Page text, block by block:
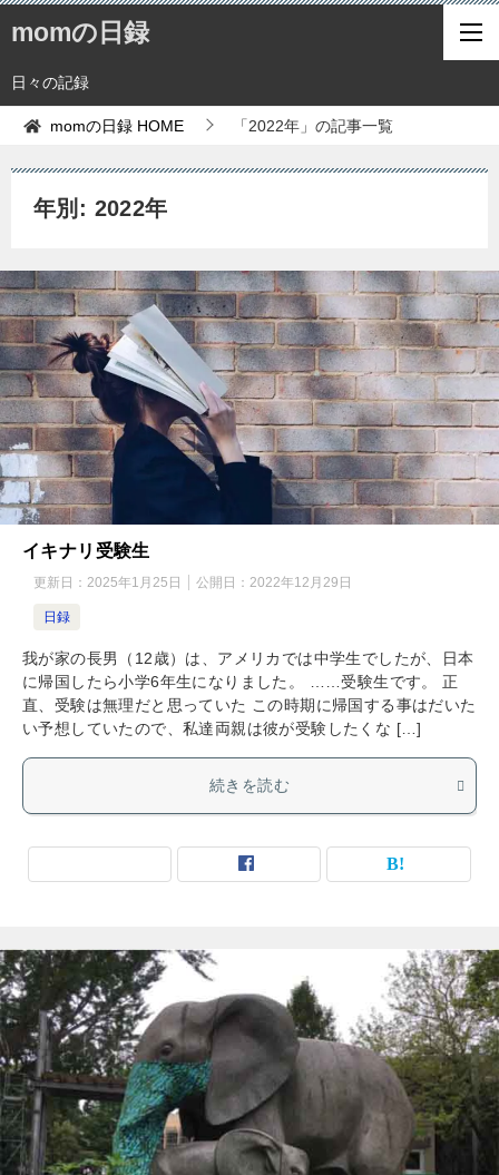
momの日録
日々の記録
momの日録 HOME 「2022年」の記事一覧
年別: 2022年
イキナリ受験生
更新日： 2025年1月25日 公開日： 2022年12月29日
日録
我が家の長男（12歳）は、アメリカでは中学生でしたが、日本
に帰国したら小学6年生になりました。 ……受験生です。 正
直、受験は無理だと思っていた この時期に帰国する事はだいた
い予想していたので、私達両親は彼が受験したくな […]
続きを読む